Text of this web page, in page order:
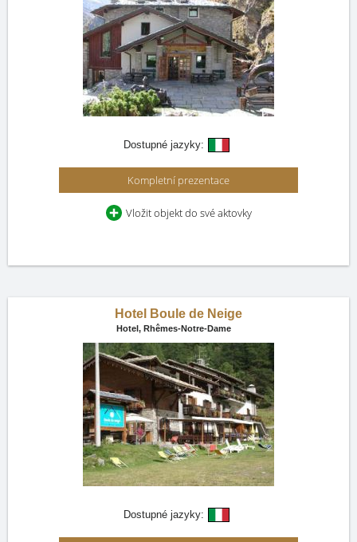
Dostupné jazyky:
Kompletní prezentace
Vložit objekt do své aktovky
Hotel Boule de Neige
Hotel, Rhêmes-Notre-Dame
Dostupné jazyky: